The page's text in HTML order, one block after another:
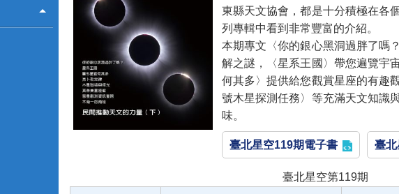
東縣天文協會，都是十分積極在各
列專輯中看到非常豐富的介紹。
本期專文〈你的銀心黑洞過胖了嗎
解之謎，〈星系王國〉帶您遍覽宇
何其多〉提供給您觀賞星座的有趣
號木星探測任務〉等充滿天文知識
味。
臺北星空119期電子書 臺
臺北星空第119期